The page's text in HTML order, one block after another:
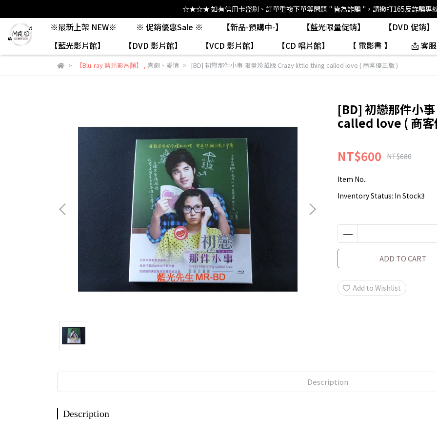
☆★☆★ 如有信用卡盜刷、訂單重複下單等問題 " 皆為詐騙 "，請撥打165反詐騙
※最新上架 NEW※ ※ 促銷優惠Sale ※ 【新品-預購中-】 【藍光限量促銷】 【DVD 促銷】
【藍光影片館】
【DVD 影片館】 【VCD 影片館】 【CD 唱片館】 【 電影書 】 📩 客
【Blu-ray 藍光影片館】 , 喜劇、愛情 [BD] 初戀那件小事 限量珍藏版 Crazy little thing called love ( 商客優正版 )
[BD] 初戀那件小
called love ( 商客
NT$600 NT$680
Item No.:
Inventory Status: In Stock3
ADD TO CART
Add to Wishlist
Description
Description